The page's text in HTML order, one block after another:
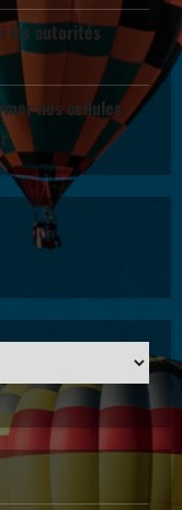
les autorités
nos cellules